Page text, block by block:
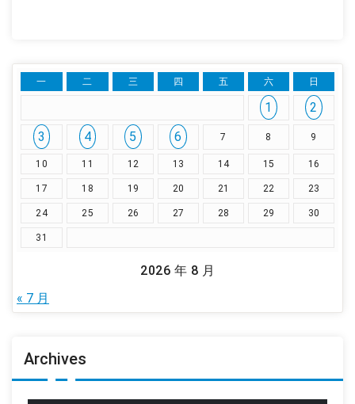
2026 年 8 月
一 二 三 四 五 六 日
1
2
3
4 5 6 7 8 9
10 11 12 13 14 15 16
17 18 19 20 21 22 23
24 25 26 27 28 29 30
31
« 7 月
Archives